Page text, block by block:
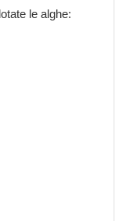
le alghe: